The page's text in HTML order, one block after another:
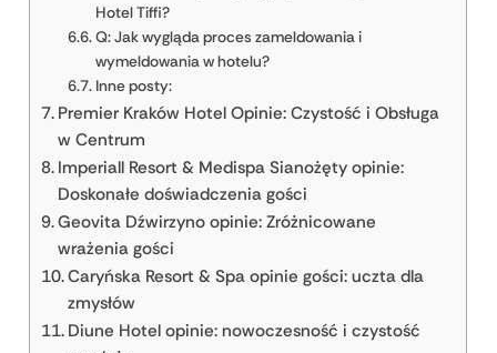
Hotel Tiffi?
Q: Jak wygląda proces zameldowania i
wymeldowania w hotelu?
Inne posty:
Premier Kraków Hotel Opinie: Czystość i Obsługa
w Centrum
Imperiall Resort & Medispa Sianożęty opinie:
Doskonałe doświadczenia gości
Geovita Dźwirzyno opinie: Zróżnicowane
wrażenia gości
Caryńska Resort & Spa opinie gości: uczta dla
zmysłów
Diune Hotel opinie: nowoczesność i czystość